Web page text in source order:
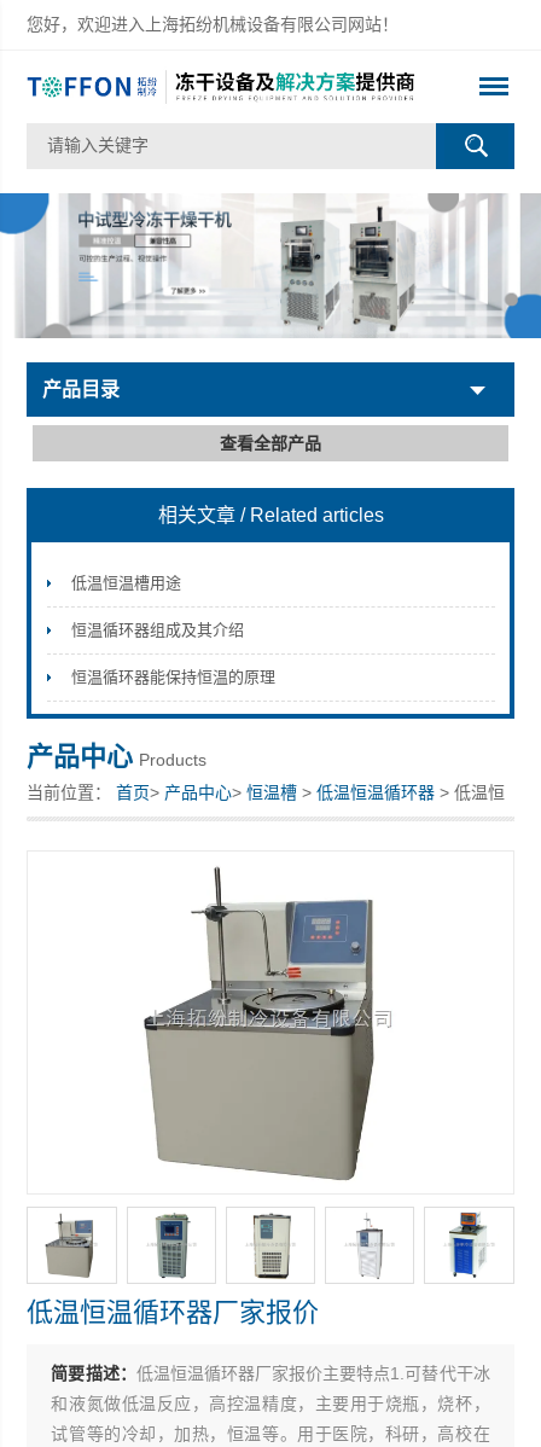
您好，欢迎进入上海拓纷机械设备有限公司网站！
上海拓纷机械设备有限公司
产品目录
查看全部产品
相关文章 / Related articles
低温恒温槽用途
恒温循环器组成及其介绍
恒温循环器能保持恒温的原理
产品中心 Products
当前位置：首页> 产品中心>恒温槽 >低温恒温循环器 > 低温恒
温循环器厂家报价
低温恒温循环器厂家报价
简要描述： 低温恒温循环器厂家报价主要特点1.可替代干冰
和液氮做低温反应，高控温精度，主要用于烧瓶，烧杯，
试管等的冷却，加热，恒温等。用于医院，科研，高校在